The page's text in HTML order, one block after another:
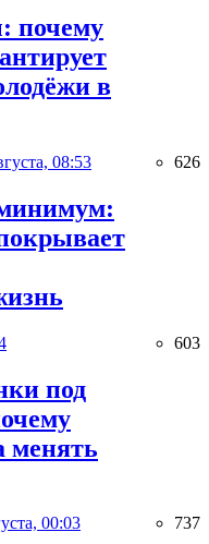
почему
в
08:53 626
603
под
менять
00:03 737